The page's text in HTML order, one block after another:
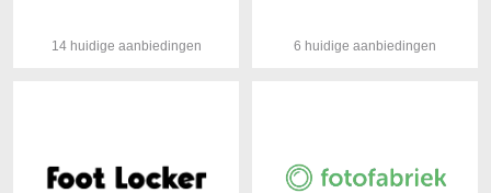
14 huidige aanbiedingen 6 huidige aanbiedingen